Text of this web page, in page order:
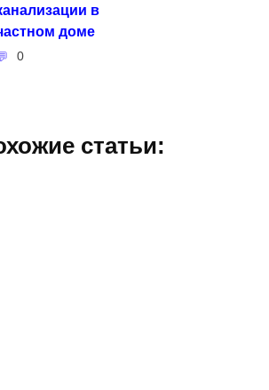
в
доме
0
статьи: